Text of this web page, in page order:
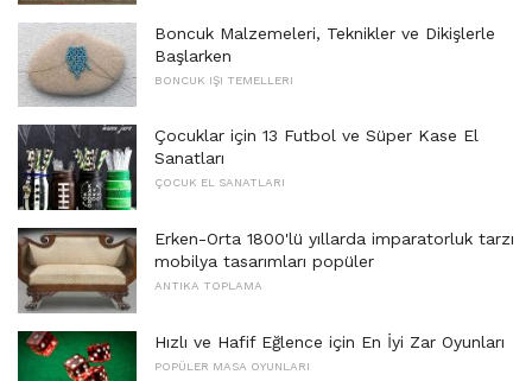
Boncuk Malzemeleri, Teknikler ve Dikişlerle
Başlarken
BONCUK IŞI TEMELLERI
Çocuklar için 13 Futbol ve Süper Kase El
Sanatları
ÇOCUK EL SANATLARI
Erken-Orta 1800'lü yıllarda imparatorluk tarzı
mobilya tasarımları popüler
ANTIKA TOPLAMA
Hızlı ve Hafif Eğlence için En İyi Zar Oyunları
POPÜLER MASA OYUNLARI